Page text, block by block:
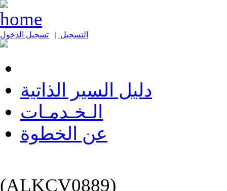
التسجيل | تسجيل الدخول
دليل السير الذاتية
الـخـدمـات
عن الخطوة
(ALKCV0889)